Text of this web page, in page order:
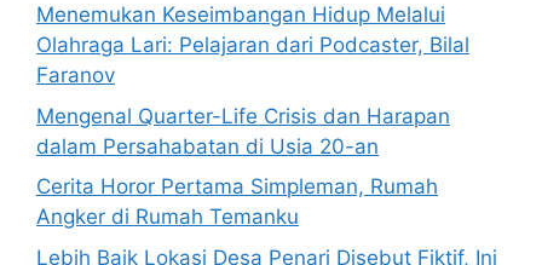
Menemukan Keseimbangan Hidup Melalui
Olahraga Lari: Pelajaran dari Podcaster, Bilal
Faranov
Mengenal Quarter-Life Crisis dan Harapan
dalam Persahabatan di Usia 20-an
Cerita Horor Pertama Simpleman, Rumah
Angker di Rumah Temanku
Lebih Baik Lokasi Desa Penari Disebut Fiktif, Ini